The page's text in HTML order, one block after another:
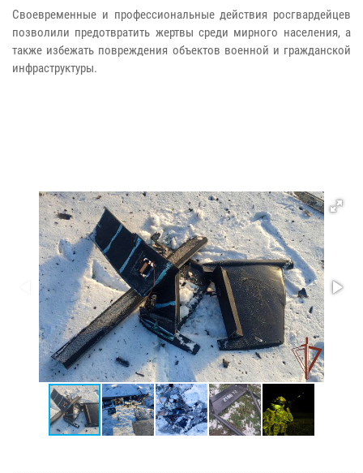
Своевременные и профессиональные действия росгвардейцев
позволили предотвратить жертвы среди мирного населения, а
также избежать повреждения объектов военной и гражданской
инфраструктуры.